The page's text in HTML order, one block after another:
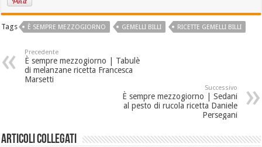
Tags È SEMPRE MEZZOGIORNO GEMELLI BILLI RICETTE GEMELLI BILLI
Precedente
È sempre mezzogiorno | Tabulè
di melanzane ricetta Francesca
Marsetti
Successivo
È sempre mezzogiorno | Sedani
al pesto di rucola ricetta Daniele
Persegani
Articoli collegati